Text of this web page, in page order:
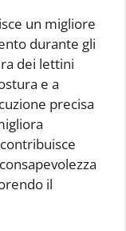
un migliore
durante gli
dei lettini
e a
precisa
il